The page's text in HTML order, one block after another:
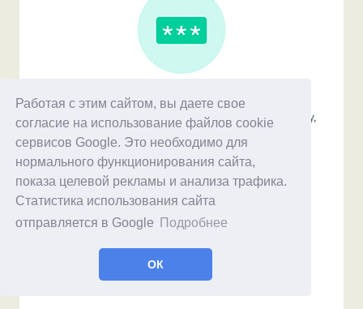
Работая с этим сайтом, вы даете свое
согласие на использование файлов cookie
сервисов Google. Это необходимо для
нормального функционирования сайта,
показа целевой рекламы и анализа трафика.
Статистика использования сайта
отправляется в Google
Подробнее
ОК